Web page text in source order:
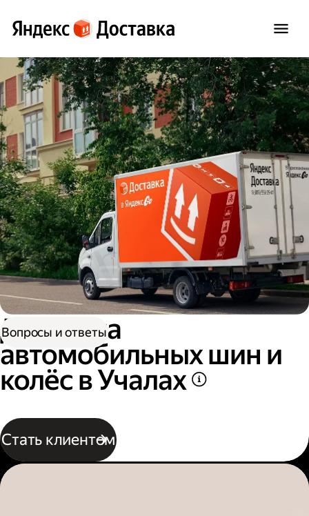
Доставка
автомобильных шин и
колёс в Учалах
Стать клиентом
Вопросы и ответы